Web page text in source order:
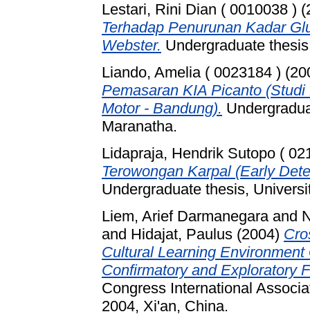
Lestari, Rini Dian ( 0010038 )
Terhadap Penurunan Kadar
Webster. Undergraduate
Liando, Amelia ( 0023184 )
Pemasaran KIA Picanto
Motor - Bandung).
Maranatha.
Lidapraja, Hendrik Sutopo (
Terowongan Karpal (Early
Undergraduate thesis,
Liem, Arief Darmanegara and
and Hidajat, Paulus (2004)
Cultural Learning
Confirmatory and Exploratory
Congress International
2004, Xi'an, China.